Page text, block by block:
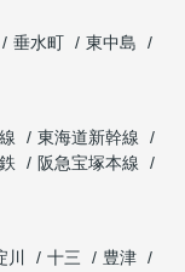
垂水町
東中島
東海道新幹線
阪急宝塚本線
川 十三
豊津